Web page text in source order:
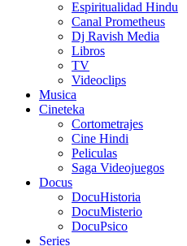
Espiritualidad Hindu
Canal Prometheus
Dj Ravish Media
Libros
TV
Videoclips
Musica
Cineteka
Cortometrajes
Cine Hindi
Peliculas
Saga Videojuegos
Docus
DocuHistoria
DocuMisterio
DocuPsico
Series